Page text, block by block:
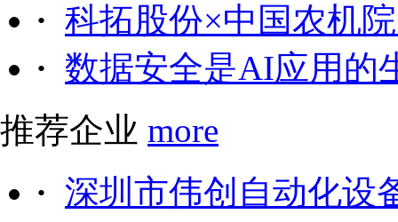
· 科拓股份×中国农机
· 数据安全是AI应用的
推荐企业 more
· 深圳市伟创自动化设